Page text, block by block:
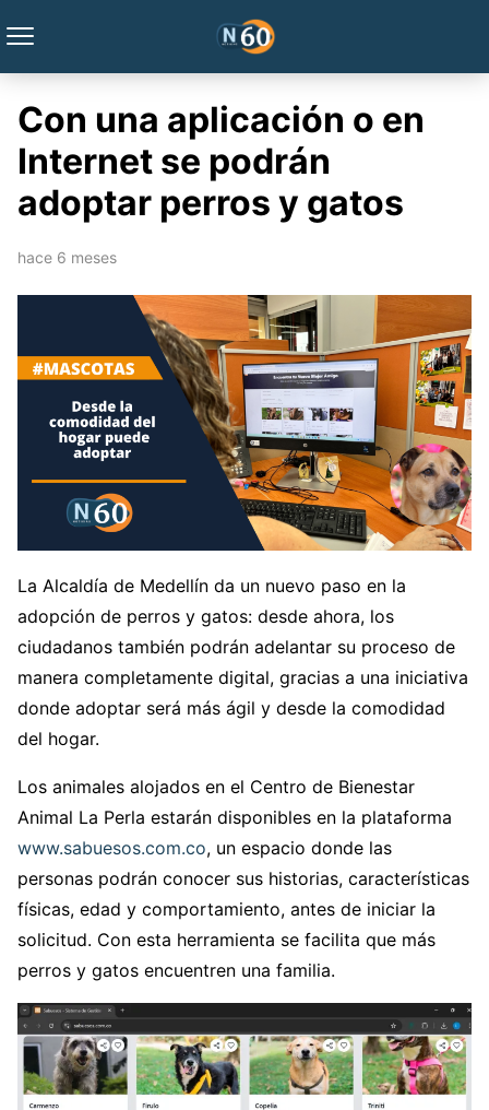
Con una aplicación o en
Internet se podrán
adoptar perros y gatos
hace 6 meses
La Alcaldía de Medellín da un nuevo paso en la
adopción de perros y gatos: desde ahora, los
ciudadanos también podrán adelantar su proceso de
manera completamente digital, gracias a una iniciativa
donde adoptar será más ágil y desde la comodidad
del hogar.
Los animales alojados en el Centro de Bienestar
Animal La Perla estarán disponibles en la plataforma
www.sabuesos.com.co, un espacio donde las
personas podrán conocer sus historias, características
físicas, edad y comportamiento, antes de iniciar la
solicitud. Con esta herramienta se facilita que más
perros y gatos encuentren una familia.